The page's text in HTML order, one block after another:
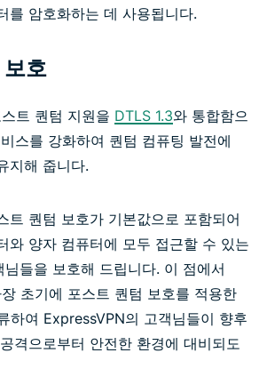
를 암호화하는 데 사용됩니다.
호
트 퀀텀 지원을 DTLS 1.3와 통합함으
스를 강화하여 퀀텀 컴퓨팅 발전에
지해 줍니다.
트 퀀텀 보호가 기본값으로 포함되어
와 양자 컴퓨터에 모두 접근할 수 있는
들을 보호해 드립니다. 이 점에서
초기에 포스트 퀀텀 보호를 적용한
하여 ExpressVPN의 고객님들이 향후
격으로부터 안전한 환경에 대비되도